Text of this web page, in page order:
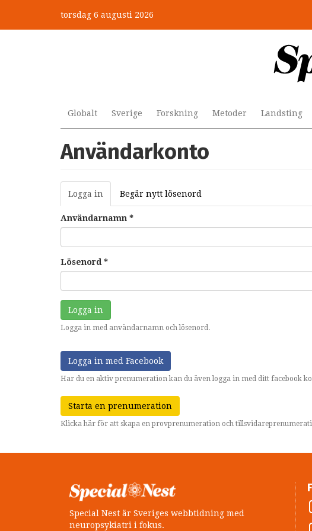
huvudinnehåll
torsdag 6 augusti 2026
Globalt Sverige Forskning Metoder Landsting
Användarkonto
Primära
flikar
Logga in (aktiv
flik)
Begär nytt lösenord
Användarnamn *
Lösenord *
Logga in
Logga in med användarnamn och lösenord.
Logga in med Facebook
Har du en aktiv prenumeration kan du även logga in med ditt facebook
Starta en prenumeration
Klicka här för att skapa en provprenumeration och
Special Nest är Sveriges webbtidning med
neuropsykiatri i fokus.